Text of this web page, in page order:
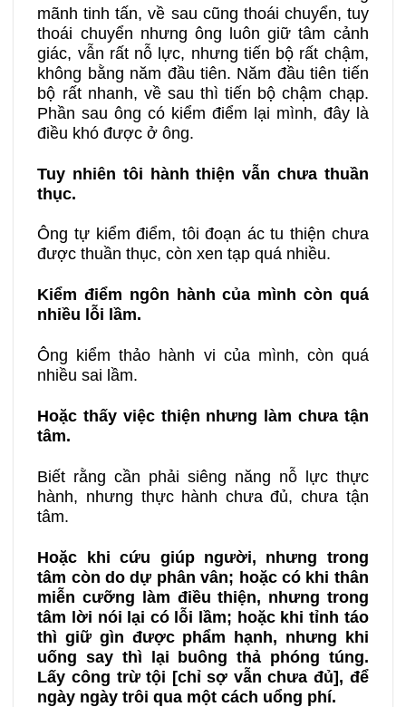
mãnh tinh tấn, về sau cũng thoái chuyển, tuy
thoái chuyển nhưng ông luôn giữ tâm cảnh
giác, vẫn rất nỗ lực, nhưng tiến bộ rất chậm,
không bằng năm đầu tiên. Năm đầu tiên tiến
bộ rất nhanh, về sau thì tiến bộ chậm chạp.
Phần sau ông có kiểm điểm lại mình, đây là
điều khó được ở ông.
Tuy nhiên tôi hành thiện vẫn chưa thuần
thục.
Ông tự kiểm điểm, tôi đoạn ác tu thiện chưa
được thuần thục, còn xen tạp quá nhiều.
Kiểm điểm ngôn hành của mình còn quá
nhiều lỗi lầm.
Ông kiểm thảo hành vi của mình, còn quá
nhiều sai lầm.
Hoặc thấy việc thiện nhưng làm chưa tận
tâm.
Biết rằng cần phải siêng năng nỗ lực thực
hành, nhưng thực hành chưa đủ, chưa tận
tâm.
Hoặc khi cứu giúp người, nhưng trong
tâm còn do dự phân vân; hoặc có khi thân
miễn cưỡng làm điều thiện, nhưng trong
tâm lời nói lại có lỗi lầm; hoặc khi tỉnh táo
thì giữ gìn được phẩm hạnh, nhưng khi
uống say thì lại buông thả phóng túng.
Lấy công trừ tội [chỉ sợ vẫn chưa đủ], để
ngày ngày trôi qua một cách uổng phí.